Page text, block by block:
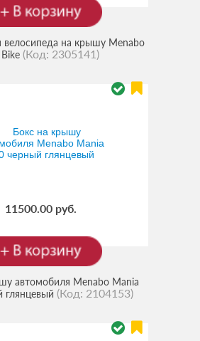
велосипеда на крышу Menabo
(Код: 2305141)
11500.00 руб.
автомобиля Menabo Mania
глянцевый (Код: 2104153)